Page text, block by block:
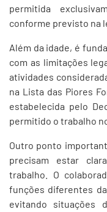
permitida
conforme previsto na
Além da idade, é
com as limitações
atividades
na Lista das Piores
estabelecida pelo
permitido o trabalho
Outro ponto
precisam estar
trabalho. O
funções diferentes
evitando situações